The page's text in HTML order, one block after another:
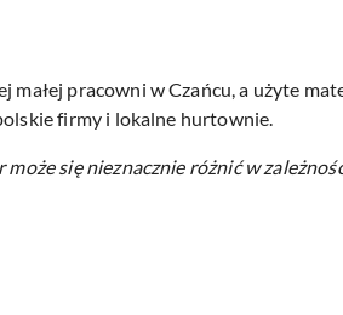
pracowni w Czańcu, a użyte
firmy i lokalne hurtownie.
może się nieznacznie różnić w